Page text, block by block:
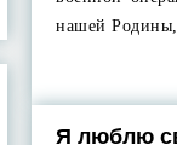
нашей
Я люблю